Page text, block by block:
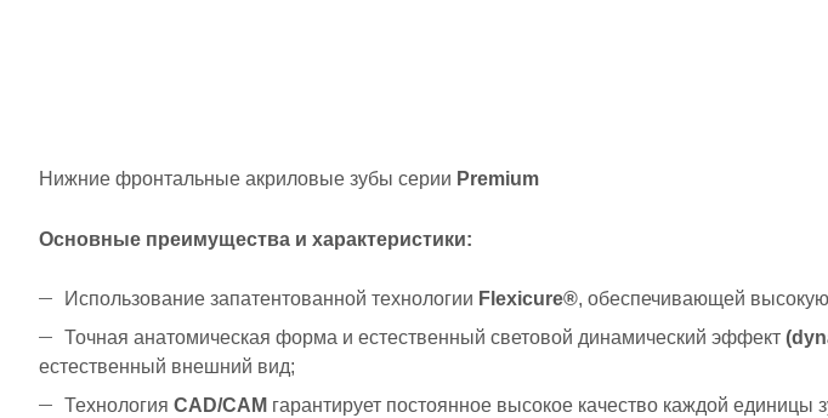
Нижние фронтальные акриловые зубы серии Premium
Основные преимущества и характеристики:
Использование запатентованной технологии Flexicure®, обеспечивающей высокую
Точная анатомическая форма и естественный световой динамический эффект
естественный внешний вид;
Технология CAD/CAM гарантирует постоянное высокое качество каждой единицы